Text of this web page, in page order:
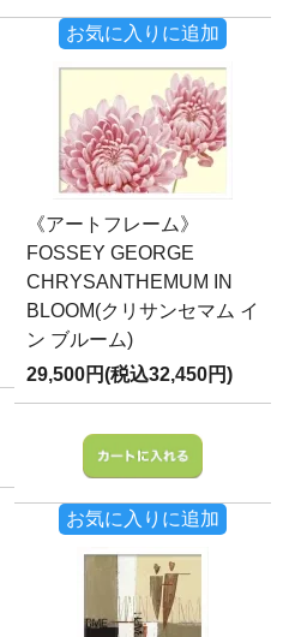
お気に入りに追加
《アートフレーム》
FOSSEY GEORGE
CHRYSANTHEMUM IN
BLOOM(クリサンセマム イ
ン ブルーム)
29,500円(税込32,450円)
お気に入りに追加